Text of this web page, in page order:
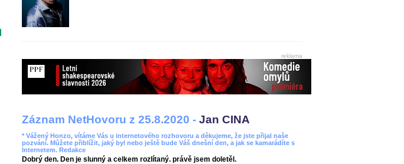
reklama
Záznam NetHovoru z 25.8.2020 - Jan CINA
* Vážený Honzo, vítáme Vás u internetového rozhovoru a děkujeme, že jste přijal naše
pozvání. Můžete přiblížit, jaký byl nebo ještě bude Váš dnešní den, a jak se kamarádíte s
Internetem. Redakce
Dobrý den. Den je slunný a celkem rozlítaný. právě jsem doletěl.